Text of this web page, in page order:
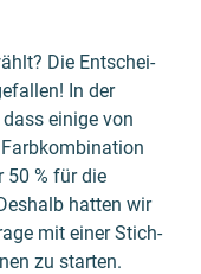
Die Ent­schei­
In der
einige von
50 % für die
hatten wir
mit einer Stich­
zu starten.